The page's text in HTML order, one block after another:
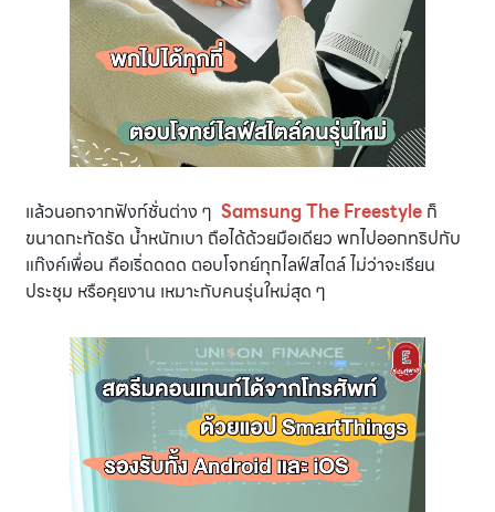
แล้วนอกจากฟังก์ชั่นต่าง ๆ Samsung The Freestyle ก็
ขนาดกะทัดรัด น้ำหนักเบา ถือได้ด้วยมือเดียว พกไปออกทริปกับ
แก๊งค์เพื่อน คือเริ่ดดดด ตอบโจทย์ทุกไลฟ์สไตล์ ไม่ว่าจะเรียน
ประชุม หรือคุยงาน เหมาะกับคนรุ่นใหม่สุด ๆ